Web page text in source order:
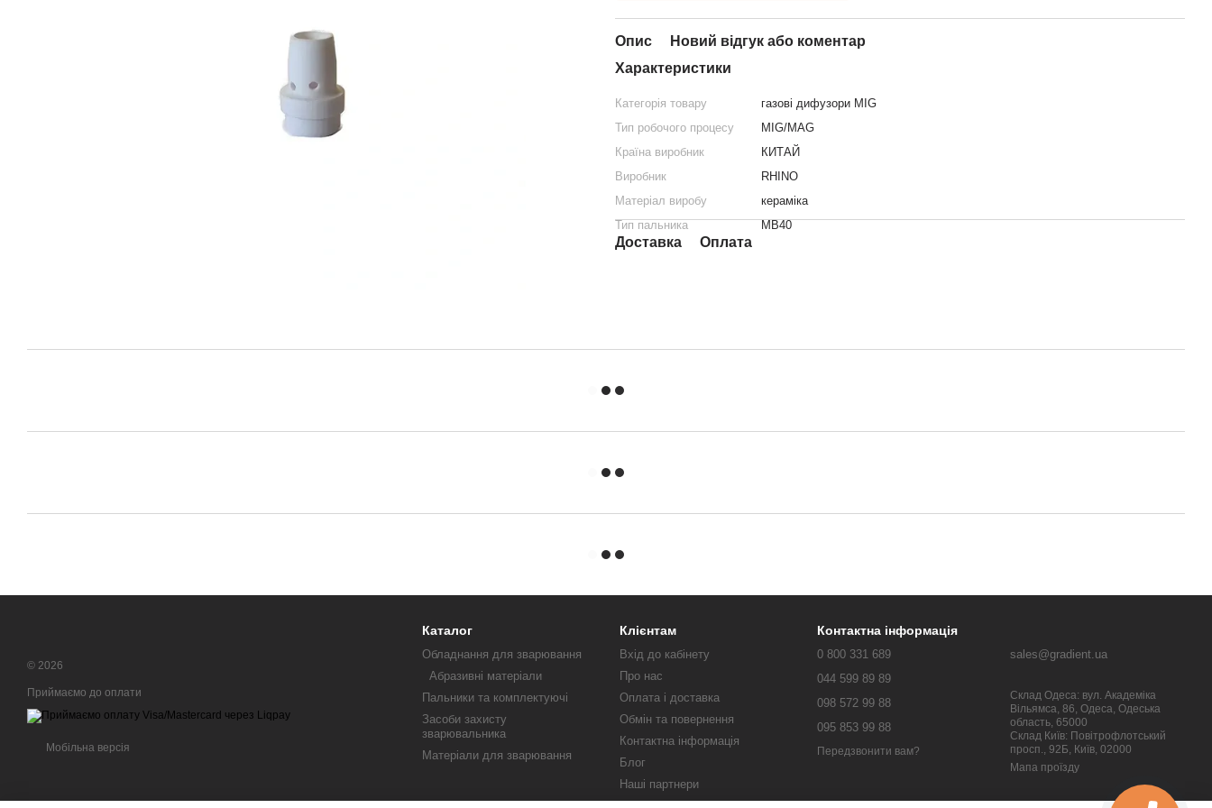
Опис
Новий відгук або коментар
Характеристики
Категорія товару
газові дифузори MIG
Тип робочого процесу
MIG/MAG
Країна виробник
КИТАЙ
Виробник
RHINO
Матеріал виробу
кераміка
Тип пальника
MB40
Доставка Оплата
© 2026
Приймаємо до оплати
Мобільна версія
Каталог
Обладнання для зварювання
Абразивні матеріали
Пальники та комплектуючі
Засоби захисту
зварювальника
Матеріали для зварювання
Клієнтам
Вхід до кабінету
Про нас
Оплата і доставка
Обмін та повернення
Контактна інформація
Блог
Наші партнери
Контактна інформація
0 800 331 689
044 599 89 89
098 572 99 88
095 853 99 88
Передзвонити вам?
sales@gradient.ua
Склад Одеса: вул. Академіка
Вільямса, 86, Одеса, Одеська
область, 65000
Склад Київ: Повітрофлотський
просп., 92Б, Київ, 02000
Мапа проїзду